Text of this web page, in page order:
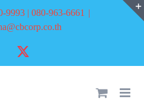
9993 | 080-963-6661 |
Facebook